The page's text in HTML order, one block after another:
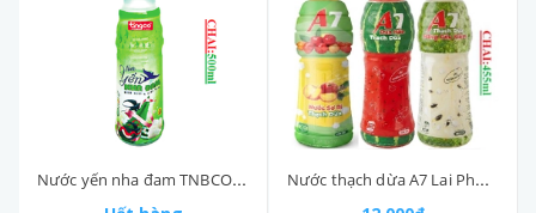
Nước yến nha đam TNBCO Tingco chai (400-:-500)ml Nước thạch dừa A7 Lai Phú chai (400-:-455)ml